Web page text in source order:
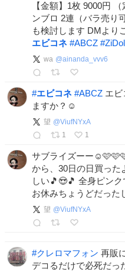
【金額】1枚 9000円
ンブロ 2連（バラ売り
も検討します DMより
エビコネ #ABCZ #ZiDol
wa @ainanda_vvv6
#エビコネ #ABCZ エビ
ますか？☺
望 @ViufNYxA
1
1
サブライズーー
から、30日の日買っ
しい🎵😍🎵 全身ピン
お休みちょうどだった
望 @ViufNYxA
#クレロマフォン 再販
デコるだけで必死だっ